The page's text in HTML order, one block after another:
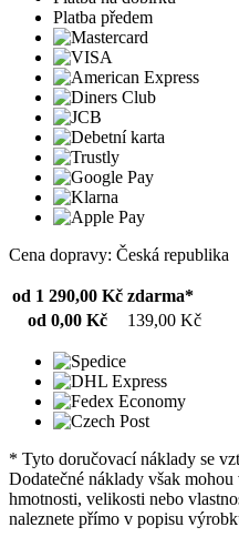
Platba předem
Cena dopravy: Česká republika
od 1 290,00 Kč zdarma*
od 0,00 Kč
139,00 Kč
* Tyto doručovací náklady se
Dodatečné náklady však
hmotnosti, velikosti nebo
naleznete přímo v popisu